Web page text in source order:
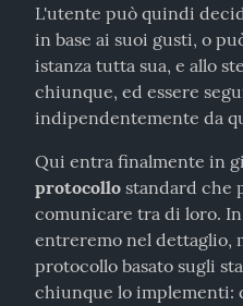
L'utente può quindi
in base ai suoi gusti, o
istanza tutta sua, e allo
chiunque, ed essere
indipendentemente da
protocollo standard che
comunicare tra di loro.
entreremo nel dettaglio,
protocollo basato sugli
chiunque lo implementi: